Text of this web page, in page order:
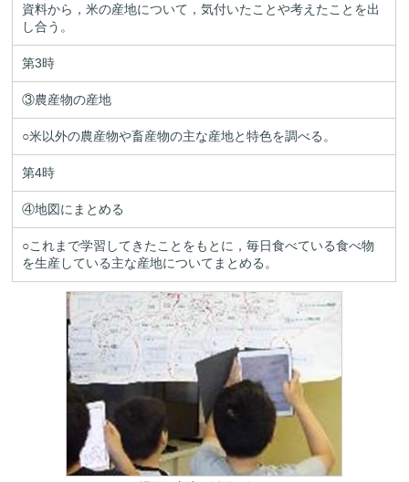
資料から，米の産地について，気付いたことや考えたことを出
し合う。
第3時
③農産物の産地
○米以外の農産物や畜産物の主な産地と特色を調べる。
第4時
④地図にまとめる
○これまで学習してきたことをもとに，毎日食べている食べ物
を生産している主な産地についてまとめる。